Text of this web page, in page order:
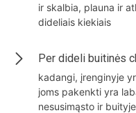
ir skalbia, plauna ir
dideliais kiekiais
Per dideli buitinės
kadangi, įrenginyje
joms pakenkti yra
nesusimąsto ir